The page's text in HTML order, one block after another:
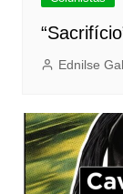
Ednilse